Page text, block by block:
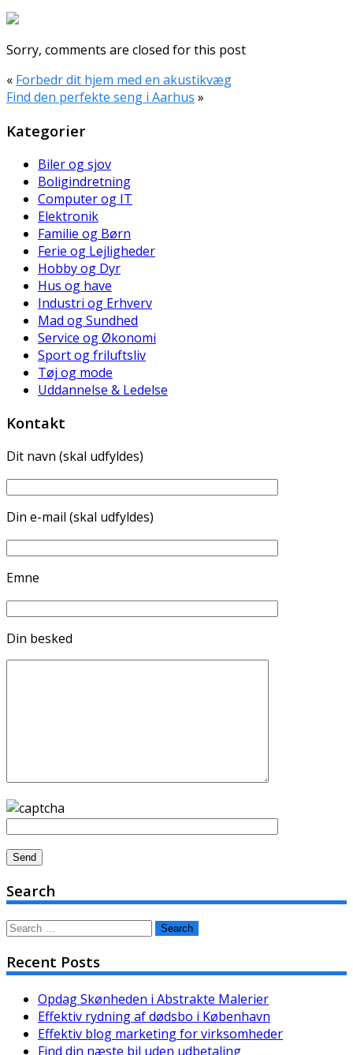
Sorry, comments are closed for this post
« Forbedr dit hjem med en akustikvæg
Find den perfekte seng i Aarhus »
Kategorier
Biler og sjov
Boligindretning
Computer og IT
Elektronik
Familie og Børn
Ferie og Lejligheder
Hobby og Dyr
Hus og have
Industri og Erhverv
Mad og Sundhed
Service og Økonomi
Sport og friluftsliv
Tøj og mode
Uddannelse & Ledelse
Kontakt
Dit navn (skal udfyldes)
Din e-mail (skal udfyldes)
Emne
Din besked
Search
Search
Recent Posts
Opdag Skønheden i Abstrakte Malerier
Effektiv rydning af dødsbo i København
Effektiv blog marketing for virksomheder
Find din næste bil uden udbetaling